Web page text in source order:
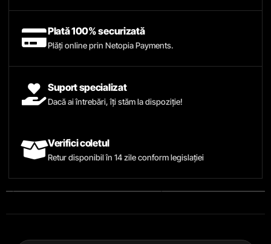
Plată 100% securizată
Plăți online prin Netopia Payments.
Suport specializat
Dacă ai întrebări, îți stăm la dispoziție!
Verifici coletul
Retur disponibil în 14 zile conform legislației